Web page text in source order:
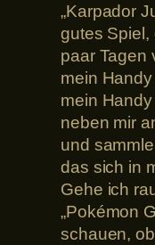
„Karpador
gutes Spiel,
paar Tagen
mein
mein
neben mir
und
das sich in
Gehe ich
„Pokémon
schauen,